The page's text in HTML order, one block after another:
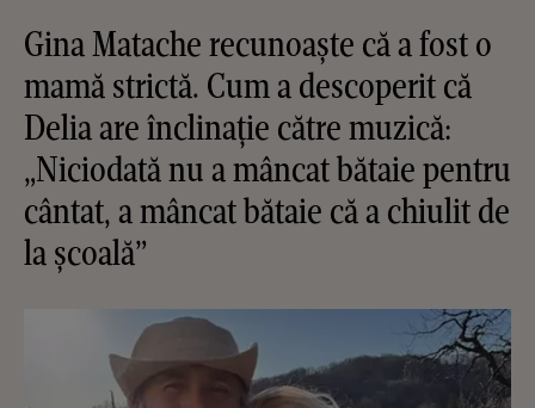
Gina Matache recunoaște că a fost o
mamă strictă. Cum a descoperit că
Delia are înclinație către muzică:
„Niciodată nu a mâncat bătaie pentru
cântat, a mâncat bătaie că a chiulit de
la școală”